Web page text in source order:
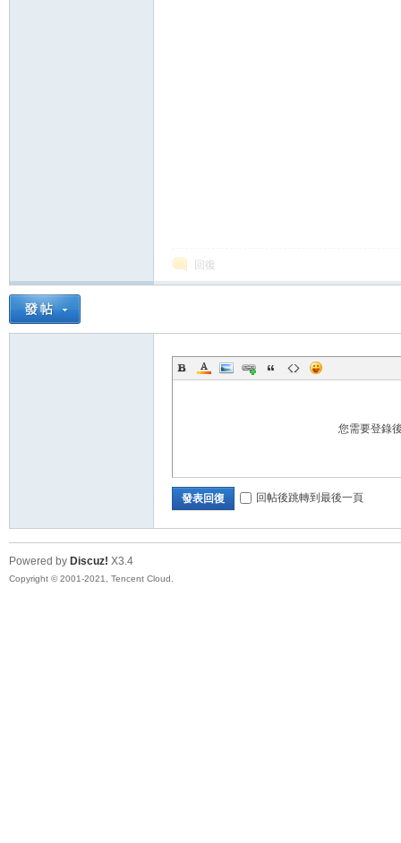
回復
您需要登錄
發表回復 回帖後跳轉到最後一頁
Powered by Discuz! X3.4
Copyright © 2001-2021, Tencent Cloud.